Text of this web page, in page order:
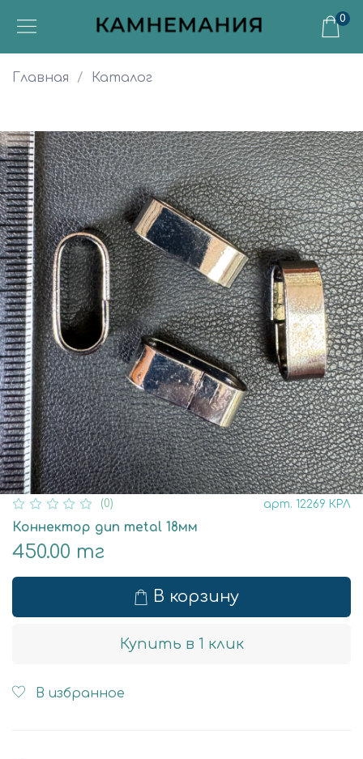
0
Главная Каталог
(0) арт. 12269 КРЛ
Коннектор gun metal 18мм
450.00 тг
В корзину
Купить в 1 клик
В избранное